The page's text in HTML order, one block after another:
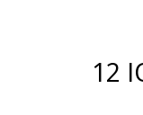
12